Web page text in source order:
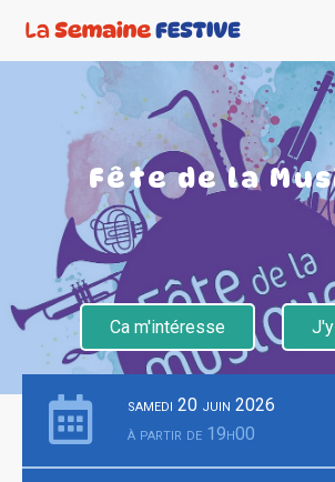
Fête de la
Ca m'intéresse
samedi 20 juin 2026
à partir de 19h00